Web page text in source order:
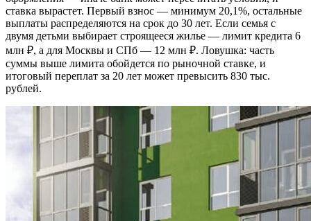
ставка вырастет. Первый взнос — минимум 20,1%, остальные
выплаты распределяются на срок до 30 лет. Если семья с
двумя детьми выбирает строящееся жилье — лимит кредита 6
млн ₽, а для Москвы и СПб — 12 млн ₽. Ловушка: часть
суммы выше лимита обойдется по рыночной ставке, и
итоговый переплат за 20 лет может превысить 830 тыс.
рублей.